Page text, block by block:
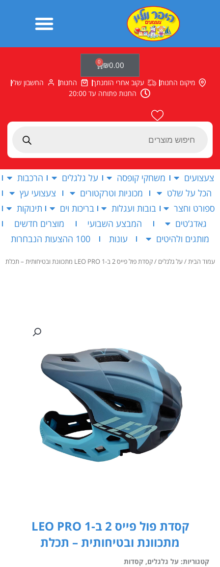
Products
₪0.00
0
עגלת
קניות
מיקום החנות עקוב אחרי הזמנתך החנות
החשבון שלי
החנות פתוחה עד 20:00
צעצועים משחקי קופסה על גלגלים
הרכבות
הכל על שלט
מכוניות וטרקטורים
צעצועי עץ
ספורט וחצר
בובות ועגלות בריכות וים
תינוקות
גאדג’טים
המבצע השבועי
מוצרים חדשים
מותגים ולהיטים
עונות 100 ההצעות הנבחרות
עמוד הבית/על גלגלים / קסדת פול פייס 2 ב-1 LEO PRO מתכוונת ובטיחותית – תכלת
קסדת פול פייס 2 ב-1 LEO PRO
מתכוונת ובטיחותית – תכלת
קטגוריות: על גלגלים,קסדות